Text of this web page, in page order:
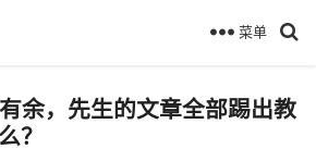
菜单
余，先生的文章全部踢出教
？